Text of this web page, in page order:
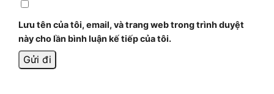
Lưu tên của tôi, email, và trang web trong trình duyệt
này cho lần bình luận kế tiếp của tôi.